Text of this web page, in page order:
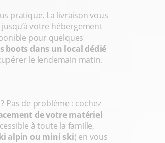
pratique. La livraison vous
votre hébergement
pour quelques
boots dans un local dédié
le lendemain matin.
Pas de problème : cochez
de votre matériel
à toute la famille,
alpin ou mini ski) en vous